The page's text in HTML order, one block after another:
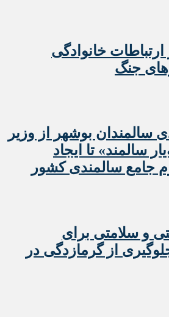
خانوادگی
جنگ
سالمندان بوشهر از وزیر
سالمند» تا ایجاد
جامع سالمندی کشور
و سلامتی برای
از گرمازدگی در